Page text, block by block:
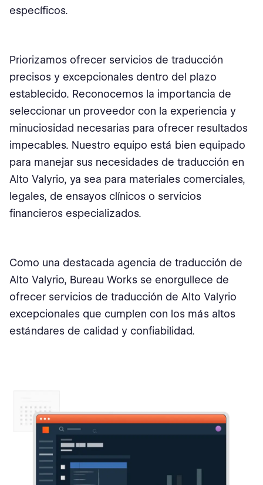
específicos.
Priorizamos ofrecer servicios de traducción
precisos y excepcionales dentro del plazo
establecido. Reconocemos la importancia de
seleccionar un proveedor con la experiencia y
minuciosidad necesarias para ofrecer resultados
impecables. Nuestro equipo está bien equipado
para manejar sus necesidades de traducción en
Alto Valyrio, ya sea para materiales comerciales,
legales, de ensayos clínicos o servicios
financieros especializados.
Como una destacada agencia de traducción de
Alto Valyrio, Bureau Works se enorgullece de
ofrecer servicios de traducción de Alto Valyrio
excepcionales que cumplen con los más altos
estándares de calidad y confiabilidad.